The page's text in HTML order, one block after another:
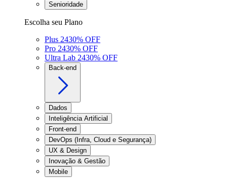
Senioridade
Escolha seu Plano
Plus 2430% OFF
Pro 2430% OFF
Ultra Lab 2430% OFF
Back-end
Dados
Inteligência Artificial
Front-end
DevOps (Infra, Cloud e Segurança)
UX & Design
Inovação & Gestão
Mobile